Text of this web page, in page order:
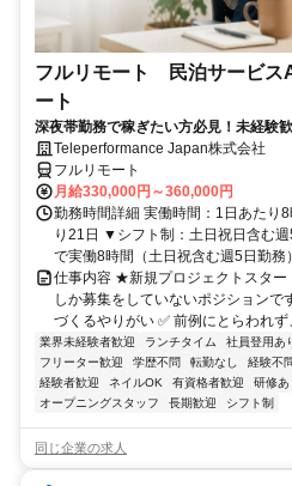
フルリモート 民泊サービス
ート
深夜帯勤務で稼ぎたい方必見！未経験
Teleperformance Japan株式会社
フルリモート
月給330,000円～360,000円
勤務時間詳細 実働時間：1日あたり
り21日 ▼シフト制：土日祝日含む
で実働8時間（土日祝含む週5日勤務
仕事内容 ★新規プロジェクトスター
しか募集をしていないポジションで
づくるやりがい ✅ 前例にとらわれ
業界未経験者歓迎 ランチタイム 社員登用あ
フリーター歓迎
学歴不問 転勤なし 経験不
経験者歓迎
ネイルOK 有資格者歓迎 研修あ
オープニングスタッフ
長期歓迎 シフト制
同じ企業の求人